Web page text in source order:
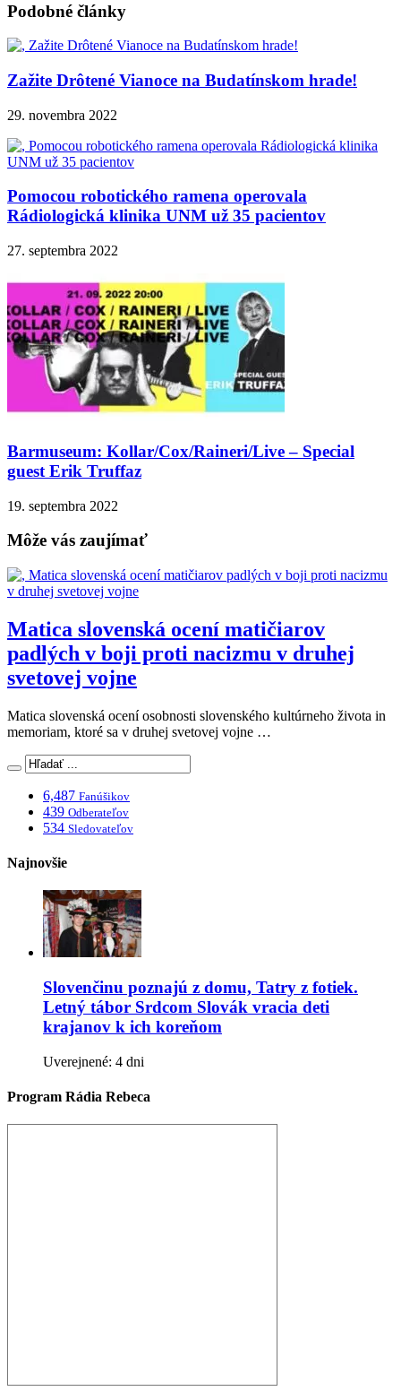
Podobné články
Zažite Drôtené Vianoce na Budatínskom hrade!
29. novembra 2022
Pomocou robotického ramena operovala
Rádiologická klinika UNM už 35 pacientov
27. septembra 2022
Barmuseum: Kollar/Cox/Raineri/Live – Special
guest Erik Truffaz
19. septembra 2022
Môže vás zaujímať
Matica slovenská ocení matičiarov
padlých v boji proti nacizmu v druhej
svetovej vojne
Matica slovenská ocení osobnosti slovenského kultúrneho života in
memoriam, ktoré sa v druhej svetovej vojne …
6,487 Fanúšikov
439 Odberateľov
534 Sledovateľov
Najnovšie
Slovenčinu poznajú z domu, Tatry z fotiek.
Letný tábor Srdcom Slovák vracia deti
krajanov k ich koreňom
Uverejnené: 4 dni
Program Rádia Rebeca